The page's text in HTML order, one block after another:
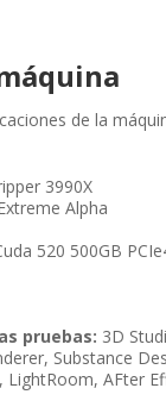
de la
3990X
Alpha
520 500GB
pruebas: 3D
Substance
AFter